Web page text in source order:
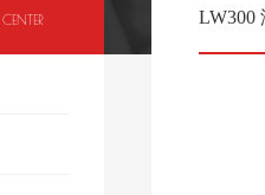
LW300